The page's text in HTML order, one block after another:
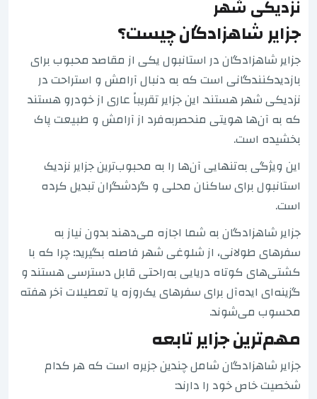
نزدیکی شهر
جزایر شاهزادگان چیست؟
جزایر شاهزادگان در استانبول یکی از مقاصد محبوب برای
بازدیدکنندگانی است که به دنبال آرامش و استراحت در
نزدیکی شهر هستند. این جزایر تقریباً عاری از خودرو هستند
که به آن‌ها هویتی منحصربه‌فرد از آرامش و طبیعت پاک
بخشیده است.
این ویژگی به‌تنهایی آن‌ها را به محبوب‌ترین جزایر نزدیک
استانبول برای ساکنان محلی و گردشگران تبدیل کرده
است.
جزایر شاهزادگان به شما اجازه می‌دهند بدون نیاز به
سفرهای طولانی، از شلوغی شهر فاصله بگیرید؛ چرا که با
کشتی‌های کوتاه دریایی به‌راحتی قابل دسترسی هستند و
گزینه‌ای ایده‌آل برای سفرهای یک‌روزه یا تعطیلات آخر هفته
محسوب می‌شوند.
مهم‌ترین جزایر تابعه
جزایر شاهزادگان شامل چندین جزیره است که هر کدام
شخصیت خاص خود را دارند: